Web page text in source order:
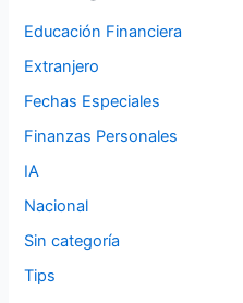
Educación Financiera
Extranjero
Fechas Especiales
Finanzas Personales
IA
Nacional
Sin categoría
Tips